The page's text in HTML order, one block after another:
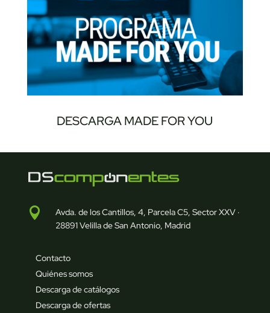
DESCARGA MADE FOR YOU

Avda. de los Cantillos, 4, Parcela C5, Sector XXV ·
28891 Velilla de San Antonio, Madrid
Contacto
Quiénes somos
Descarga de catálogos
Descarga de ofertas